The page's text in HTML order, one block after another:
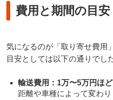
費用と期間の目安
気になるのが「取り寄せ費用」
目安としては以下の通りでし
輸送費用：1万〜5万円ほど
距離や車種によって変わり